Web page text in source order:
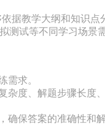
教学大纲和知识点
试等不同学习场景需
求。
度、解题步骤长度
保答案的准确性和解